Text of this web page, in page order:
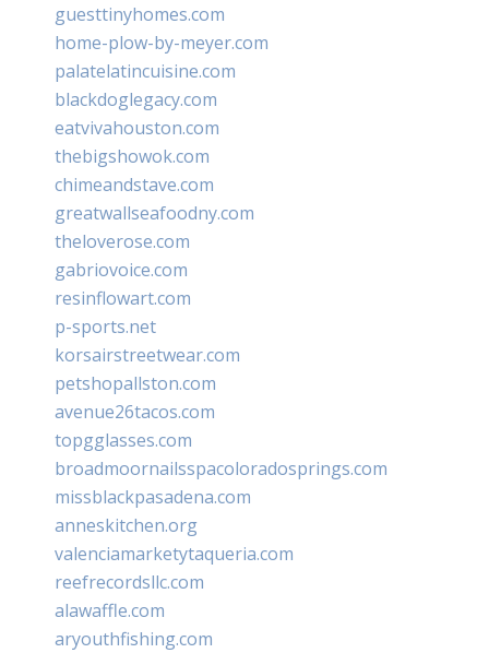
guesttinyhomes.com
home-plow-by-meyer.com
palatelatincuisine.com
blackdoglegacy.com
eatvivahouston.com
thebigshowok.com
chimeandstave.com
greatwallseafoodny.com
theloverose.com
gabriovoice.com
resinflowart.com
p-sports.net
korsairstreetwear.com
petshopallston.com
avenue26tacos.com
topgglasses.com
broadmoornailsspacoloradosprings.com
missblackpasadena.com
anneskitchen.org
valenciamarketytaqueria.com
reefrecordsllc.com
alawaffle.com
aryouthfishing.com